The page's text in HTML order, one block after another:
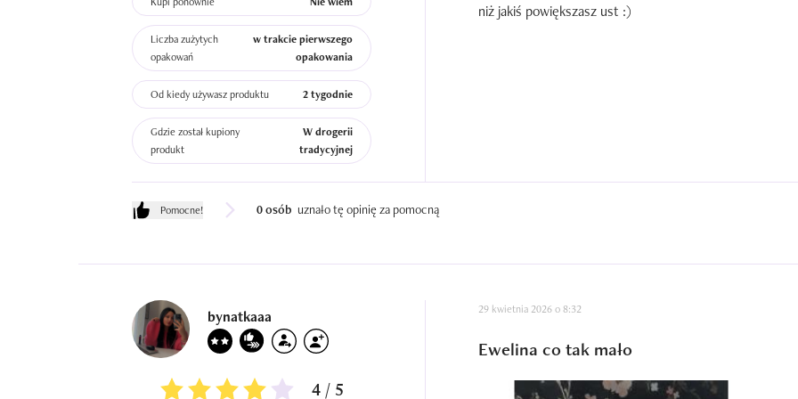
Liczba zużytych
opakowań
w trakcie pierwszego
opakowania
Od kiedy używasz produktu 2 tygodnie
Gdzie został kupiony
produkt
W drogerii
tradycyjnej
niż jakiś powiększasz ust :)
Pomocne! 0 osób uznało tę opinię za pomocną
bynatkaaa
4 / 5
29 kwietnia 2026 o 8:32
Ewelina co tak mało